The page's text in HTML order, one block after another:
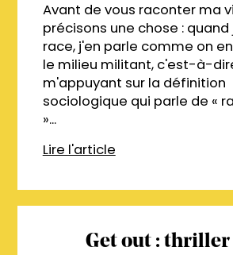
Avant de vous raconter ma
précisons une chose :
race, j'en parle comme on
le milieu militant, c'est-à-
m'appuyant sur la définition
sociologique qui parle de «
»...
Lire l'article
Get out : thriller